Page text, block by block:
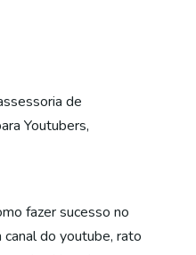
de
Youtubers,
fazer sucesso no
do youtube, rato